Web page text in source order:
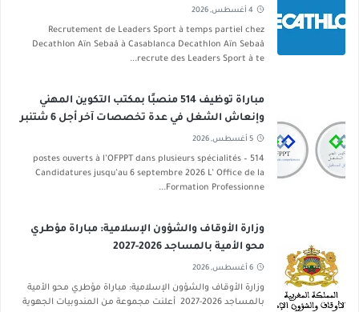
4 أغسطس, 2026
Recrutement de Leaders Sport à temps partiel chez
Decathlon Aïn Sebaâ à Casablanca Decathlon Aïn Sebaâ
recrute des Leaders Sport à te...
مباراة توظيف 514 منصبًا بمكتب التكوين المهني
وإنعاش الشغل في عدة تخصصات آخر أجل 6 شتنبر
2026
5 أغسطس, 2026
514 postes ouverts à l’OFPPT dans plusieurs spécialités –
Candidatures jusqu’au 6 septembre 2026 L’ Office de la
Formation Professionne...
وزارة الأوقاف والشؤون الإسلامية: مباراة مؤطري
محو الأمية بالمساجد 2026-2027
6 أغسطس, 2026
وزارة الأوقاف والشؤون الإسلامية: مباراة مؤطري محو الأمية
بالمساجد 2026-2027 أعلنت مجموعة من المندوبيات الجهوية